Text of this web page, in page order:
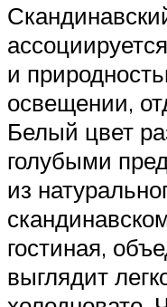
и
освещении,
Белый цвет
голубыми
из
гостиная,
выглядит